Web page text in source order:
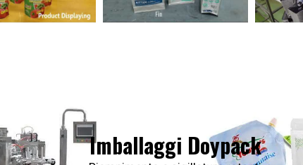
Imballaggi Doypack